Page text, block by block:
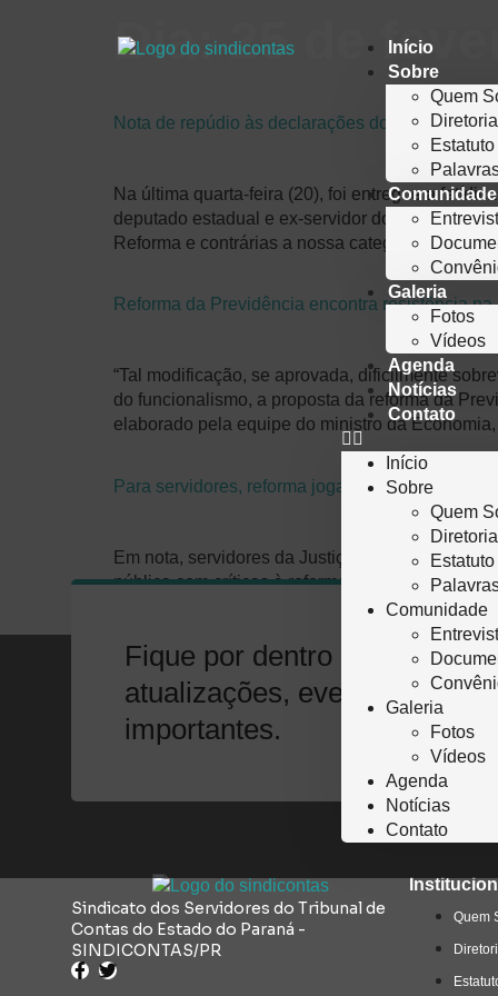
Início
Sobre
Quem
Diretoria
Estatuto
Comunidade
Galeria
Fotos
Vídeos
Agenda
Notícias
Contato
Início
Sobre
Quem
Diretoria
Estatuto
Comunidade
Galeria
Fotos
Vídeos
Agenda
Notícias
Contato
Dia:25 de
Nota de repúdio às declarações do deputado
Na última quarta-feira (20), foi entregue a
deputado estadual e ex-servidor do Tribunal de
Reforma e contrárias a nossa categoria. O
Reforma da Previdência encontra resistência na
“Tal modificação, se aprovada, dificilmente
do funcionalismo, a proposta da reforma da
elaborado pela equipe do ministro da
Para servidores, reforma joga responsabilidade
Em nota, servidores da Justiça criticam
pública com críticas à reforma da Previdência
Previdência tem “excessos e equívocos” e joga
Fique por dentro das nossas
atualizações, eventos e
importantes.
Sindicato dos Servidores do Tribunal de
Contas do Estado do Paraná -
SINDICONTAS/PR
Quem